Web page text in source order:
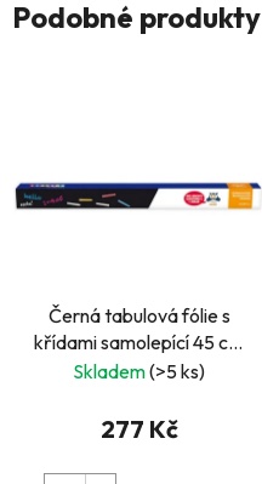
Podobné produkty
Černá tabulová fólie s
křídami samolepící 45 cm
x 2 m
Skladem(>5 ks)
277 Kč